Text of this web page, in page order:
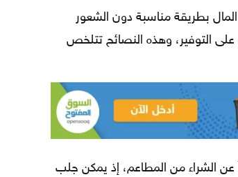
بطريقة مناسبة دون الشعور
التوفير، وهذه النصائح تتلخص
عن الشراء من المطاعم، إذ يمكن جلب